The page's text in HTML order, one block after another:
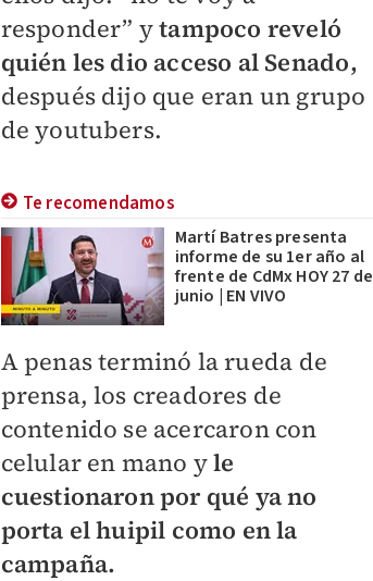
responder” ytampoco reveló
quién les dio acceso al Senado,
después dijo que eran un grupo
de youtubers.
Te recomendamos
Martí Batres presenta
informe de su 1er año al
frente de CdMx HOY 27 de
junio | EN VIVO
A penas terminó la rueda de
prensa, los creadores de
contenido se acercaron con
celular en mano yle
cuestionaron por qué ya no
porta el huipil como en la
campaña.